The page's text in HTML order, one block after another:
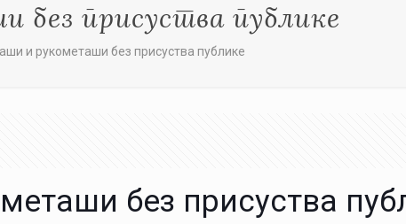
присуства публике
и рукометаши без присуства публике
без присуства